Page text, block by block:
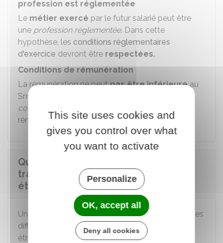
profession est réglementée
Le métier exercé par le futur salarié peut être
une profession réglementée. Dans cette
hypothèse, les conditions réglementaires
d'exercice devront être respectées.
Conditions de rémunération
La rémunération ne peutpas être inférieureau
Smic
collective
rémunération est plus élevéeque le Smic).
Que faire une fois l'autorisation de
travail obtenue pour un salarié
étranger en France ?
Une fois l'autorisation de travail obtenue, les règles
diffèrent selon le lieu de résidence du salarié
étranger :
This site uses cookies and
gives you control over what
you want to activate
Personalize
OK, accept all
Deny all cookies